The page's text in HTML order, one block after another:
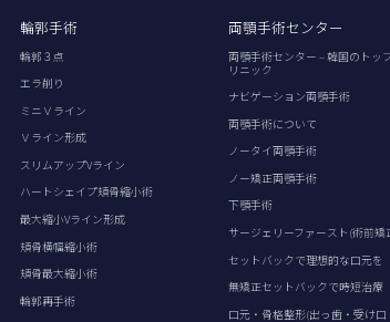
輪郭手術
輪郭３点
エラ削り
ミニＶライン
Ｖライン形成
スリムアップVライン
ハートシェイプ頬骨縮小術
最大縮小Vライン形成
頬骨横幅縮小術
頬骨最大縮小術
輪郭再手術
両顎手術センター
両顎手術センター – 韓国のトッ
リニック
ナビゲーション両顎手術
両顎手術について
ノータイ両顎手術
ノー矯正両顎手術
下顎手術
サージェリーファースト(術前矯
セットバックで理想的な口元を
無矯正セットバックで時短治療
口元・骨格整形(出っ歯・受け口